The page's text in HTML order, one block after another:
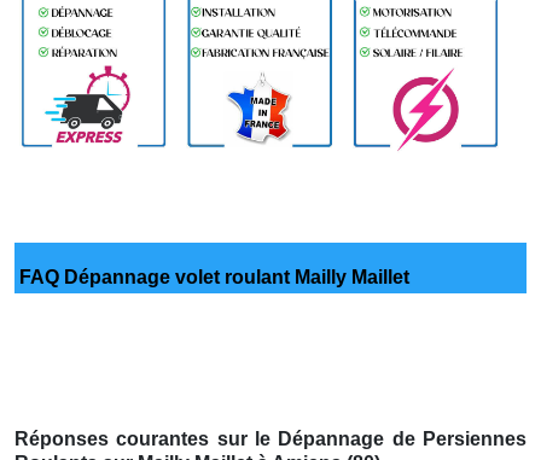
FAQ Dépannage volet roulant Mailly Maillet
Réponses courantes sur le Dépannage de Persiennes